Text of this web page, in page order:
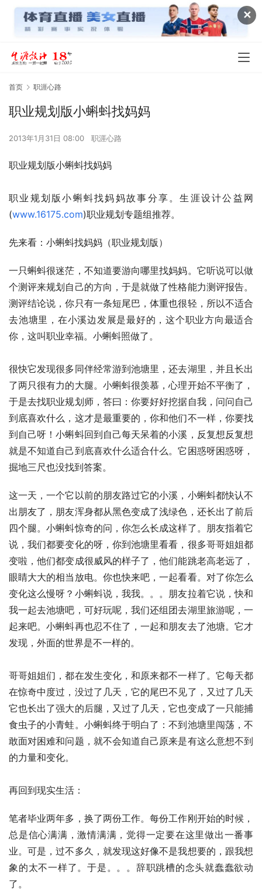
✕
首页 职涯心路
职业规划版小蝌蚪找妈妈
2013年1月31日 08:00 职涯心路
职业规划版小蝌蚪找妈妈
职业规划版小蝌蚪找妈妈故事分享。生涯设计公益网
(www.16175.com)职业规划专题组推荐。
先来看：小蝌蚪找妈妈（职业规划版）
一只蝌蚪很迷茫，不知道要游向哪里找妈妈。它听说可以做
个测评来规划自己的方向，于是就做了性格能力测评报告。
测评结论说，你只有一条短尾巴，体重也很轻，所以不适合
去池塘里，在小溪边发展是最好的，这个职业方向最适合
你，这叫职业幸福。小蝌蚪照做了。
很快它发现很多同伴经常游到池塘里，还去湖里，并且长出
了两只很有力的大腿。小蝌蚪很羡慕，心理开始不平衡了，
于是去找职业规划师，答曰：你要好好挖据自我，问问自己
到底喜欢什么，这才是最重要的，你和他们不一样，你要找
到自己呀！小蝌蚪回到自己每天呆着的小溪，反复想反复想
就是不知道自己到底喜欢什么适合什么。它困惑呀困惑呀，
掘地三尺也没找到答案。
这一天，一个它以前的朋友路过它的小溪，小蝌蚪都快认不
出朋友了，朋友浑身都从黑色变成了浅绿色，还长出了前后
四个腿。小蝌蚪惊奇的问，你怎么长成这样了。朋友指着它
说，我们都要变化的呀，你到池塘里看看，很多哥哥姐姐都
变啦，他们都变成很威风的样子了，他们能跳老高老远了，
眼睛大大的相当放电。你也快来吧，一起看看。对了你怎么
变化这么慢呀？小蝌蚪说，我我。。。朋友拉着它说，快和
我一起去池塘吧，可好玩呢，我们还组团去湖里旅游呢，一
起来吧。小蝌蚪再也忍不住了，一起和朋友去了池塘。它才
发现，外面的世界是不一样的。
哥哥姐姐们，都在发生变化，和原来都不一样了。它每天都
在惊奇中度过，没过了几天，它的尾巴不见了，又过了几天
它也长出了强大的后腿，又过了几天，它也变成了一只能捕
食虫子的小青蛙。小蝌蚪终于明白了：不到池塘里闯荡，不
敢面对困难和问题，就不会知道自己原来是有这么意想不到
的力量和变化。
再回到现实生活：
笔者毕业两年多，换了两份工作。每份工作刚开始的时候，
总是信心满满，激情满满，觉得一定要在这里做出一番事
业。可是，过不多久，就发现这好像不是我想要的，跟我想
象的太不一样了。于是。。。辞职跳槽的念头就蠢蠢欲动
了。